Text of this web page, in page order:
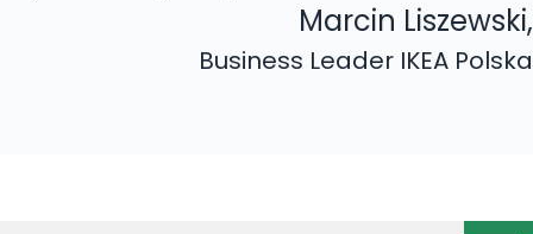
Marcin Liszewski,
Business Leader IKEA Polska